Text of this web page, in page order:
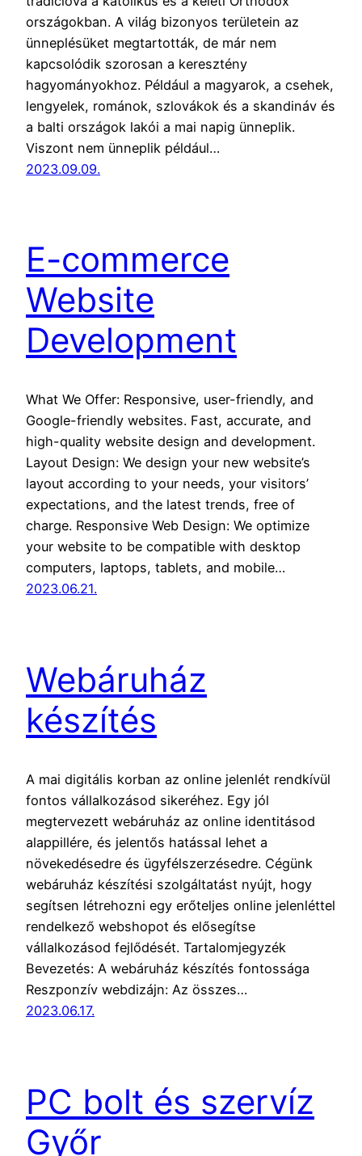
országokban. A világ bizonyos területein az
ünneplésüket megtartották, de már nem
kapcsolódik szorosan a keresztény
hagyományokhoz. Például a magyarok, a csehek,
lengyelek, románok, szlovákok és a skandináv és
a balti országok lakói a mai napig ünneplik.
Viszont nem ünneplik például…
2023.09.09.
E-commerce
Website
Development
What We Offer: Responsive, user-friendly, and
Google-friendly websites. Fast, accurate, and
high-quality website design and development.
Layout Design: We design your new website’s
layout according to your needs, your visitors’
expectations, and the latest trends, free of
charge. Responsive Web Design: We optimize
your website to be compatible with desktop
computers, laptops, tablets, and mobile…
2023.06.21.
Webáruház
készítés
A mai digitális korban az online jelenlét rendkívül
fontos vállalkozásod sikeréhez. Egy jól
megtervezett webáruház az online identitásod
alappillére, és jelentős hatással lehet a
növekedésedre és ügyfélszerzésedre. Cégünk
webáruház készítési szolgáltatást nyújt, hogy
segítsen létrehozni egy erőteljes online jelenléttel
rendelkező webshopot és elősegítse
vállalkozásod fejlődését. Tartalomjegyzék
Bevezetés: A webáruház készítés fontossága
Reszponzív webdizájn: Az összes…
2023.06.17.
PC bolt és szervíz
Győr